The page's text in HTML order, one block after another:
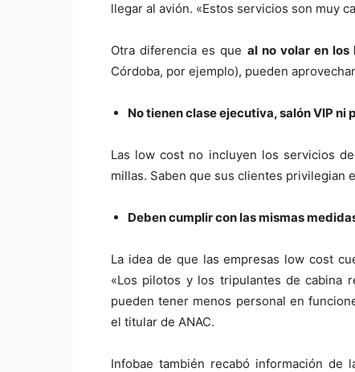
llegar al avión. «Estos servicios son muy
Otra diferencia es que al no volar en los
Córdoba, por ejemplo), pueden
No tienen clase ejecutiva, salón VIP ni
Las low cost no incluyen los servicios
millas. Saben que sus clientes privilegian
Deben cumplir con las mismas
La idea de que las empresas low cost
«Los pilotos y los tripulantes de cabina
pueden tener menos personal en
el titular de ANAC.
Infobae también recabó información de